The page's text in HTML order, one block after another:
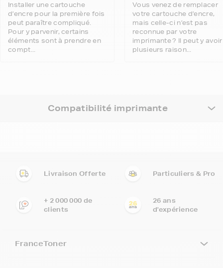
Installer une cartouche
d’encre pour la première fois
peut paraître compliqué.
Pour y parvenir, certains
éléments sont à prendre en
compt...
imprimante ?
Vous venez de remplacer
votre cartouche d’encre,
mais celle-ci n’est pas
reconnue par votre
imprimante ? Il peut y avoir
plusieurs raison...
Compatibilité imprimante
Livraison Offerte Particuliers & Pro
+ 2 000 000 de
clients
26 ans
d'expérience
FranceToner